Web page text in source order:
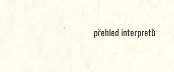
přehled interpretů